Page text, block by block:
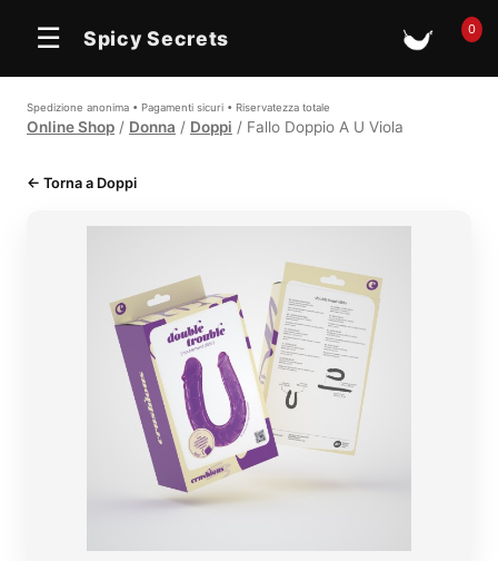
☰ Spicy Secrets 🛒0
Spedizione anonima • Pagamenti sicuri • Riservatezza totale
Online Shop / Donna / Doppi / Fallo Doppio A U Viola
← Torna a Doppi
In